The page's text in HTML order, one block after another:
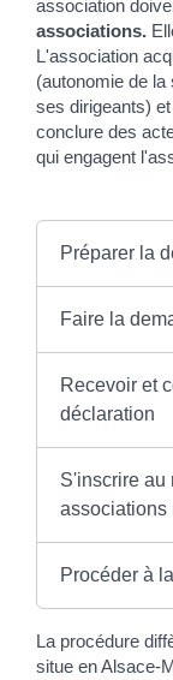
association
associations.
L'association
(autonomie de
ses dirigeants)
conclure des
qui engagent
Préparer la
Faire la
Recevoir et
déclaration
S'inscrire au
associations
Procéder à
La procédure
situe en Alsace-